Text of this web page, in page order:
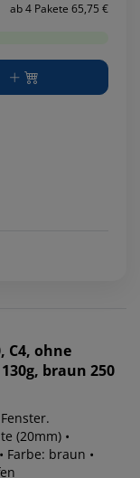
ab 4 Pakete 65,75 €
C4, ohne
braun 250
(20mm) •
braun •